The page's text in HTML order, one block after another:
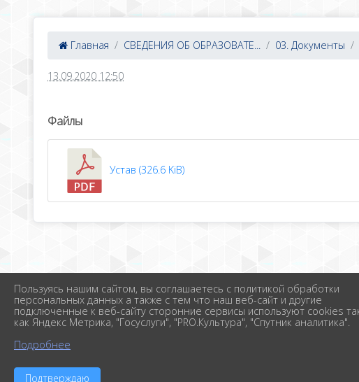
Главная СВЕДЕНИЯ ОБ ОБРАЗОВАТЕ... 03. Документы
13.09.2020 12:50
Файлы
Устав (326.6 KiB)
Пользуясь нашим сайтом, вы соглашаетесь с политикой обработки
персональных данных а также с тем что наш веб-сайт и другие
подключенные к веб-сайту сторонние сервисы используют cookies
как Яндекс Метрика, "Госуслуги", "PRO.Культура", "Спутник аналитика".
Подробнее
Подтверждаю